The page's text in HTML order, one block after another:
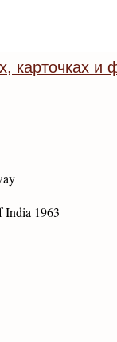
карточках и
India 1963